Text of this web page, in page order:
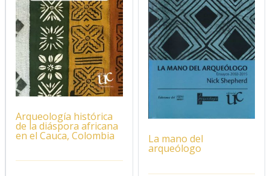
Arqueología histórica
de la diáspora africana
en el Cauca, Colombia La mano del
arqueólogo